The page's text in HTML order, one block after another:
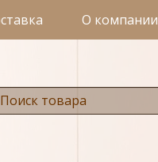
О компании